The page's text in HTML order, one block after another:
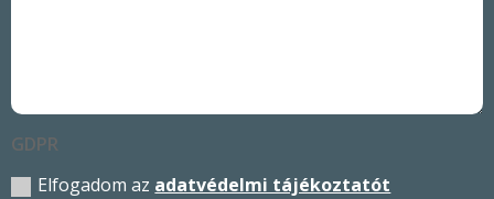
GDPR
Elfogadom az adatvédelmi tájékoztatót